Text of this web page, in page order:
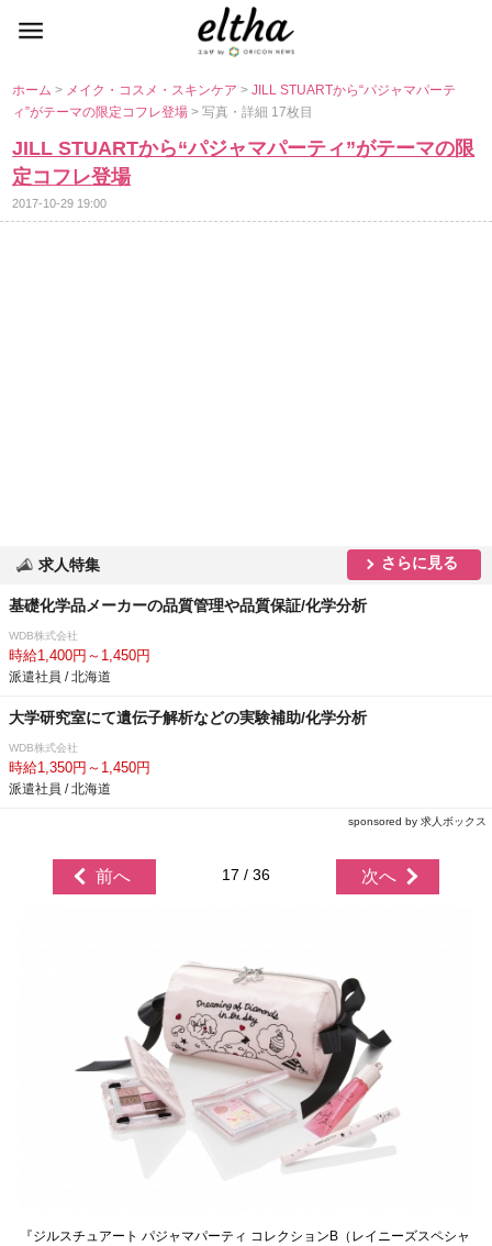
ホーム> メイク・コスメ・スキンケア>JILL STUARTから“パジャマパーテ
ィ”がテーマの限定コフレ登場> 写真・詳細 17枚目
JILL STUARTから“パジャマパーティ”がテーマの限
定コフレ登場
2017-10-29 19:00
求人特集 さらに見る
基礎化学品メーカーの品質管理や品質保証/化学分析
WDB株式会社
時給1,400円～1,450円
派遣社員 / 北海道
大学研究室にて遺伝子解析などの実験補助/化学分析
WDB株式会社
時給1,350円～1,450円
派遣社員 / 北海道
sponsored by 求人ボックス
前へ 17 / 36 次へ
『ジルスチュアート パジャマパーティ コレクションB（レイニーズスペシャ